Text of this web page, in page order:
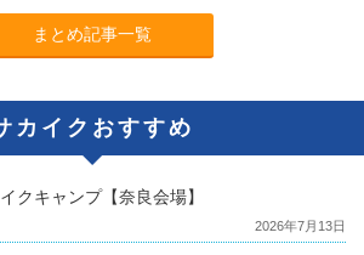
まとめ記事一覧
カイクおすすめ
クキャンプ【奈良会場】
2026年7月13日